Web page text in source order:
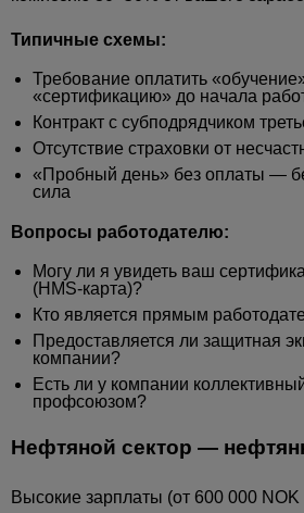
Типичные схемы:
Требование оплатить
«сертификацию» до начала
Контракт с субподрядчиком
Отсутствие страховки от
«Пробный день» без оплаты —
сила
Вопросы работодателю:
Могу ли я увидеть ваш
(HMS-карта)?
Кто является прямым
Предоставляется ли защитная
компании?
Есть ли у компании
профсоюзом?
Нефтяной сектор —
Высокие зарплаты (от 600 000 NOK